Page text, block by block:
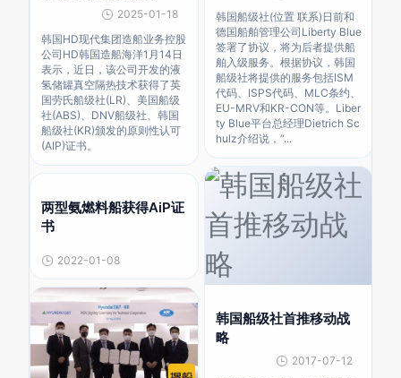
2025-01-18
韩国HD现代集团造船业务控股
公司HD韩国造船海洋1月14日
表示，近日，该公司开发的液
氢储罐真空隔热技术获得了英
国劳氏船级社(LR)、美国船级
社(ABS)、DNV船级社、韩国
船级社(KR)颁发的原则性认可
(AIP)证书。
两型氨燃料船获得AiP证
书
2022-01-08
韩国船级社(位置 联系)日前和
德国船舶管理公司Liberty Blue
签署了协议，将为后者提供船
舶入级服务。根据协议，韩国
船级社将提供的服务包括ISM
代码、ISPS代码、MLC条约、
EU-MRV和KR-CON等。Liber
ty Blue平台总经理Dietrich Sc
hulz介绍说，“...
韩国船级社首推移动战
略
2017-07-12